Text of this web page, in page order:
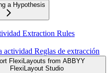
a Hypothesis
Extraction Rules
actividad Reglas de extracción
FlexiLayouts from ABBYY
FlexiLayout Studio